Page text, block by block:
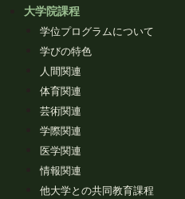
大学院課程
学位プログラムについて
学びの特色
人間関連
体育関連
芸術関連
学際関連
医学関連
情報関連
他大学との共同教育課程